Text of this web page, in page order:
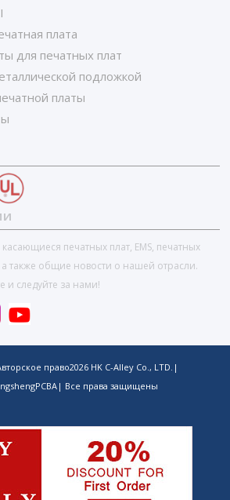
плата
для печатных плат
подложкой
платы
печатных плат, EMS, печатных
а также общие новости о нашей отрасли.
и следуйте за нами!
право2026 HK C-Alley Co., LTD. |
| Все права защищены